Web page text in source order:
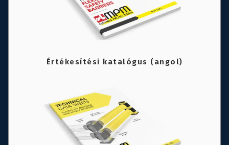
Értékesítési katalógus (angol)